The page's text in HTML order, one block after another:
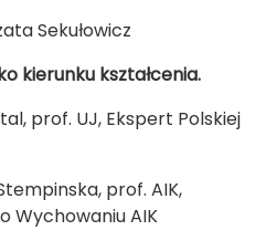
Sekułowicz
kształcenia.
prof. UJ, Ekspert Polskiej
prof. AIK,
Wychowaniu AIK